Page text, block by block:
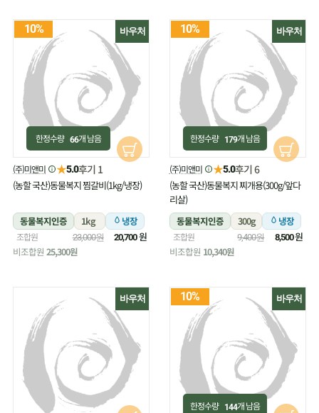
바우처
10%
한정수량 179개 남음
(주)미앤미 ★5.0후기 6
(농할 국산)동물복지 찌개용(300g/앞다
리살)
동물복지인증
300g 냉장
조합원 9,400원 8,500원
비조합원 10,340원
바우처
10%
한정수량 66개 남음
(주)미앤미 ★5.0후기 1
(농할 국산)동물복지 찜갈비(1kg/냉장)
동물복지인증 1kg 냉장
조합원 23,000원 20,700원
비조합원 25,300원
바우처
10%
한정수량 144개 남음
바우처